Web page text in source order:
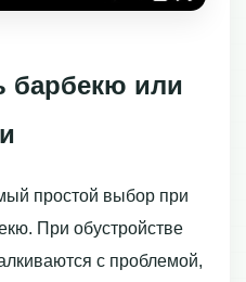
барбекю или
простой выбор при
При обустройстве
с проблемой,